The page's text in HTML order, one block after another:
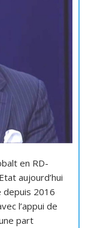
en RD-
aujourd’hui
2016
l’appui de
part